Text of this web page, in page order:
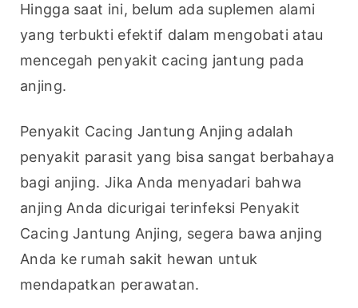
Hingga saat ini, belum ada suplemen alami
yang terbukti efektif dalam mengobati atau
mencegah penyakit cacing jantung pada
anjing.
Penyakit Cacing Jantung Anjing adalah
penyakit parasit yang bisa sangat berbahaya
bagi anjing. Jika Anda menyadari bahwa
anjing Anda dicurigai terinfeksi Penyakit
Cacing Jantung Anjing, segera bawa anjing
Anda ke rumah sakit hewan untuk
mendapatkan perawatan.